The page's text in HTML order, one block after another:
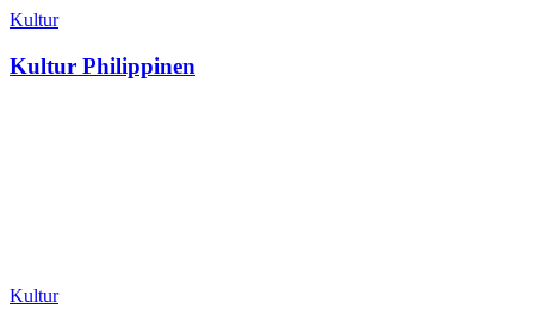
Kultur
Kultur Philippinen
Kultur